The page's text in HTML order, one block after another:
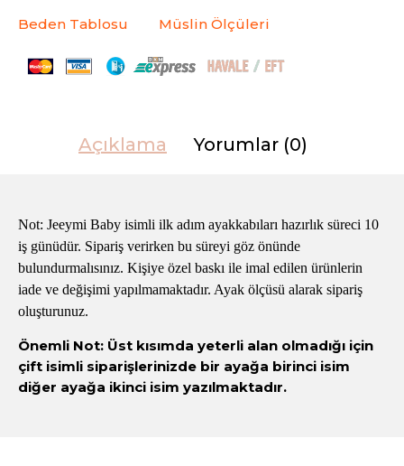
Beden Tablosu Müslin Ölçüleri
Açıklama Yorumlar (0)
Not: Jeeymi Baby isimli ilk adım ayakkabıları hazırlık süreci 10
iş günüdür. Sipariş verirken bu süreyi göz önünde
bulundurmalısınız. Kişiye özel baskı ile imal edilen ürünlerin
iade ve değişimi yapılmamaktadır. Ayak ölçüsü alarak sipariş
oluşturunuz.
Önemli Not: Üst kısımda yeterli alan olmadığı için
çift isimli siparişlerinizde bir ayağa birinci isim
diğer ayağa ikinci isim yazılmaktadır.